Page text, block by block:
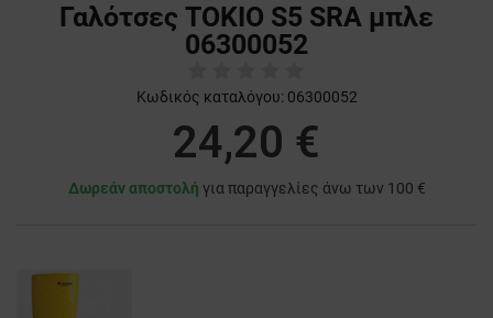
Γαλότσες TOKIO S5 SRA μπλε
06300052
Κωδικός καταλόγου: 06300052
24,20 €
Δωρεάν αποστολή για παραγγελίες άνω των 100 €